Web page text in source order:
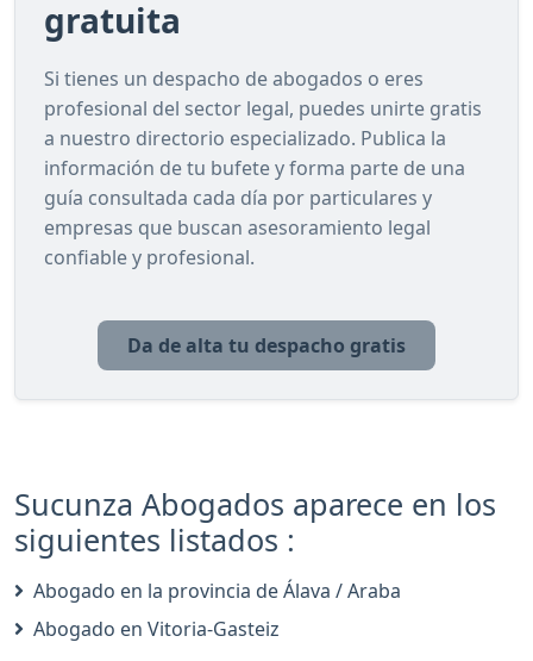
gratuita
Si tienes un despacho de abogados o eres
profesional del sector legal, puedes unirte gratis
a nuestro directorio especializado. Publica la
información de tu bufete y forma parte de una
guía consultada cada día por particulares y
empresas que buscan asesoramiento legal
confiable y profesional.
Da de alta tu despacho gratis
Sucunza Abogados aparece en los
siguientes listados :
Abogado en la provincia de Álava / Araba
Abogado en Vitoria-Gasteiz